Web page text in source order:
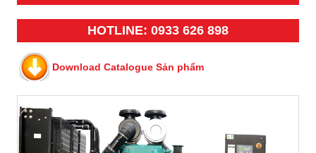
HOTLINE: 0933 626 898
Download Catalogue Sản phẩm